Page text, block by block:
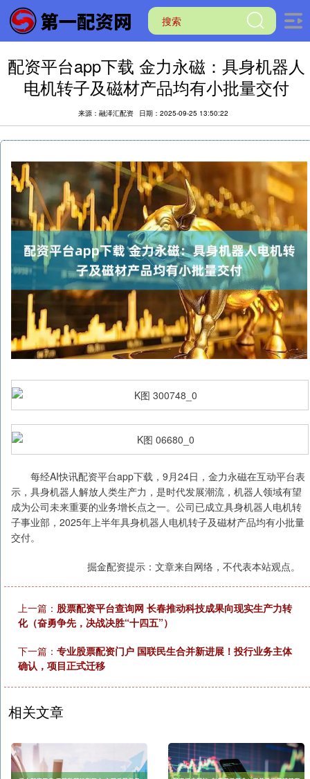
配资平台app下载 金力永磁：具身机器人
电机转子及磁材产品均有小批量交付
来源：融泽汇配资 日期：2025-09-25 13:50:22
每经AI快讯配资平台app下载，9月24日，金力永磁在互动平台表
示，具身机器人解放人类生产力，是时代发展潮流，机器人领域有望
成为公司未来重要的业务增长点之一。公司已成立具身机器人电机转
子事业部，2025年上半年具身机器人电机转子及磁材产品均有小批量
交付。
掘金配资提示：文章来自网络，不代表本站观点。
上一篇： 股票配资平台查询网 长春推动科技成果向现实生产力转
化（奋勇争先，决战决胜“十四五”）
下一篇： 专业股票配资门户 国联民生合并新进展！投行业务主体
确认，项目正式迁移
相关文章